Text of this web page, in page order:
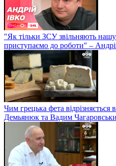
"Як тільки ЗСУ звільняють
приступаємо до роботи" –
Чим грецька фета відрізняється
Демьянюк та Вадим